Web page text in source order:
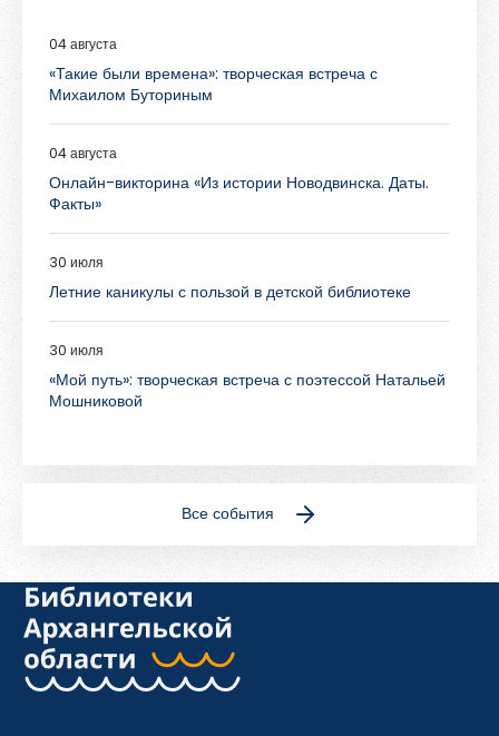
04 августа
«Такие были времена»: творческая встреча с
Михаилом Буториным
04 августа
Онлайн-викторина «Из истории Новодвинска. Даты.
Факты»
30 июля
Летние каникулы с пользой в детской библиотеке
30 июля
«Мой путь»: творческая встреча с поэтессой Натальей
Мошниковой
Все события